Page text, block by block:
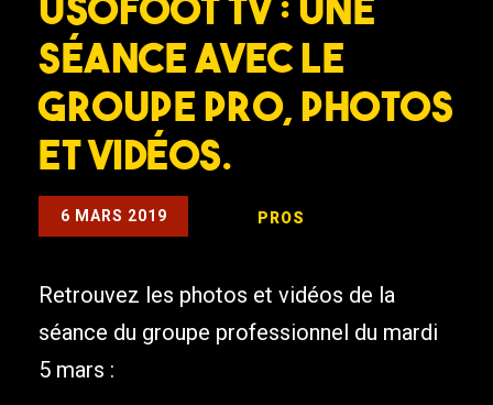
séance avec le
groupe pro, photos
et vidéos.
6 MARS 2019 PROS
Retrouvez les photos et vidéos de la
séance du groupe professionnel du mardi
5 mars :